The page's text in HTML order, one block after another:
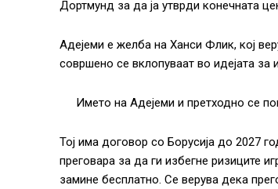
Дортмунд за да ја утврди конечната
Адејеми е желба на Ханси Флик, кој
совршено се вклопуваат во идејата
Името на Адејеми и претходно се
Тој има договор со Борусија до 2027
преговара за да ги избегне ризиците
замине бесплатно. Се верува дека